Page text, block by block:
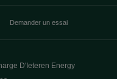
Demander un essai
D'Ieteren Energy